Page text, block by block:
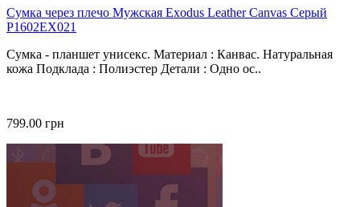
Сумка через плечо Мужская Exodus Leather Canvas Серый
P1602EX021
Сумка - планшет унисекс. Материал : Канвас. Натуральная
кожа Подклада : Полиэстер Детали : Одно ос..
799.00 грн